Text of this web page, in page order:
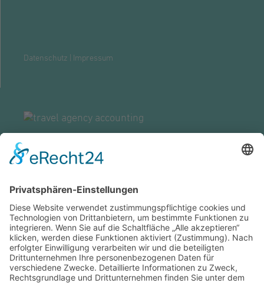
Datenschutz Impressum
ZENTRALE GROSSWALLSTADT
Lützeltaler Straße 5c
63868 Großwallstadt
Telefon:
06022 / 200 - 4
Fax: ---
info@taa.de
ZUR ÜBERSICHT UNSERER STANDORTE